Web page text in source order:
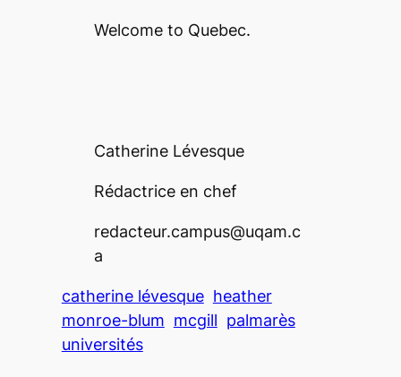
Welcome to Quebec.
Catherine Lévesque
Rédactrice en chef
redacteur.campus@uqam.c
a
catherine lévesque heather
monroe-blum mcgill palmarès
universités